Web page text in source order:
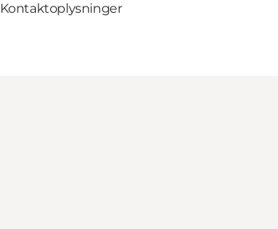
Kontaktoplysninger